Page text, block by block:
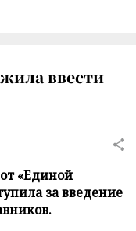
ввести
«Единой
за введение